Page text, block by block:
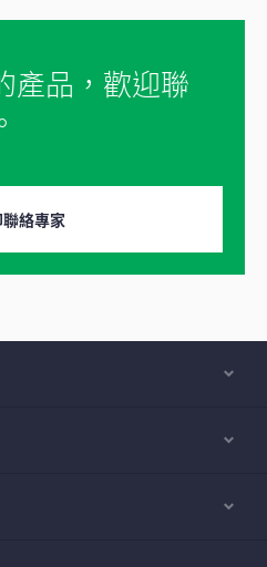
產品，歡迎聯
絡專家